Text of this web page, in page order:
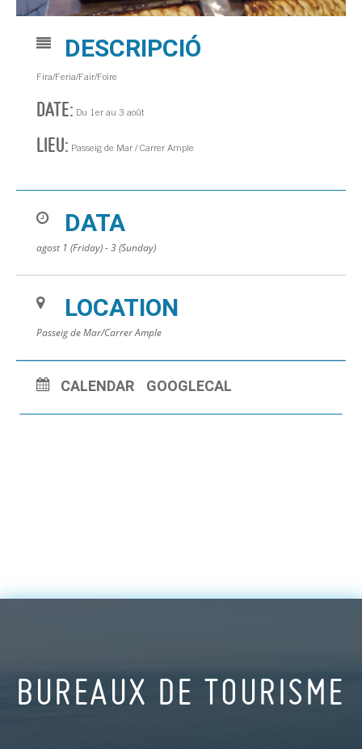
DESCRIPCIÓ
Fira/Feria/Fair/Foire
DATE: Du 1er au 3 août
LIEU: Passeig de Mar / Carrer Ample
DATA
agost 1 (Friday) - 3 (Sunday)
LOCATION
Passeig de Mar/Carrer Ample
CALENDAR GOOGLECAL
BUREAUX DE TOURISME